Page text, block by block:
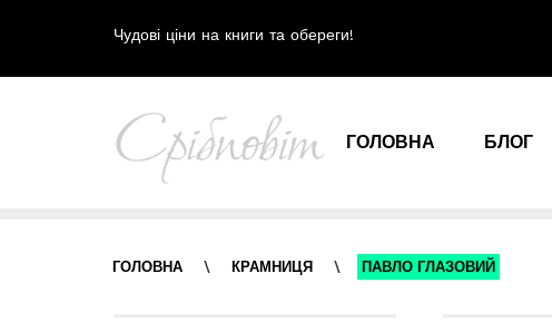
Чудові ціни на книги та обереги!
ГОЛОВНА БЛОГ
ГОЛОВНА \ КРАМНИЦЯ \ ПАВЛО ГЛАЗОВИЙ